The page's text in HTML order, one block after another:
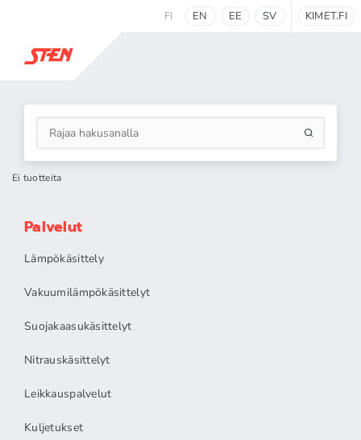
FI EN EE SV KIMET.FI
Ei tuotteita
Palvelut
Lämpökäsittely
Vakuumilämpökäsittelyt
Suojakaasukäsittelyt
Nitrauskäsittelyt
Leikkauspalvelut
Kuljetukset